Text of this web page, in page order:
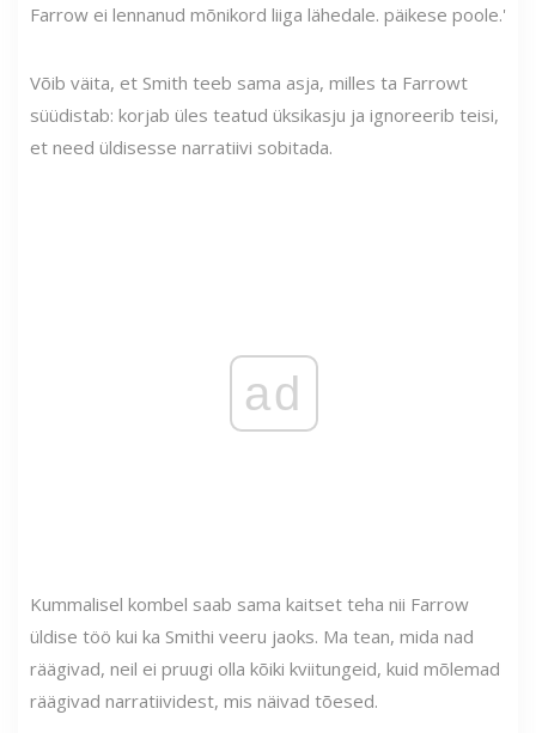
Farrow ei lennanud mõnikord liiga lähedale. päikese poole.'
Võib väita, et Smith teeb sama asja, milles ta Farrowt
süüdistab: korjab üles teatud üksikasju ja ignoreerib teisi,
et need üldisesse narratiivi sobitada.
ad
Kummalisel kombel saab sama kaitset teha nii Farrow
üldise töö kui ka Smithi veeru jaoks. Ma tean, mida nad
räägivad, neil ei pruugi olla kõiki kviitungeid, kuid mõlemad
räägivad narratiividest, mis näivad tõesed.